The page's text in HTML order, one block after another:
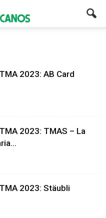
2023: AB Card
2023: TMAS – La
2023: Stäubli